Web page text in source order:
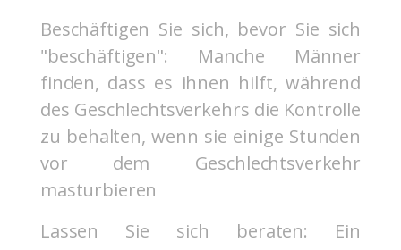
Beschäftigen Sie sich, bevor Sie sich
"beschäftigen": Manche Männer
finden, dass es ihnen hilft, während
des Geschlechtsverkehrs die Kontrolle
zu behalten, wenn sie einige Stunden
vor dem Geschlechtsverkehr
masturbieren
Lassen Sie sich beraten: Ein